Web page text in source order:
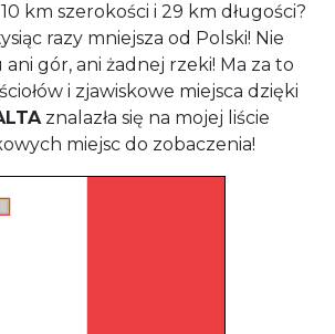
km szerokości i 29 km długości?
razy mniejsza od Polski! Nie
gór, ani żadnej rzeki! Ma za to
i zjawiskowe miejsca dzięki
znalazła się na mojej liście
miejsc do zobaczenia!